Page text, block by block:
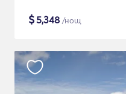
$5,348 /нощ